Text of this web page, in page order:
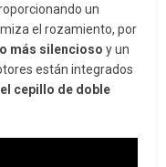
un
el rozamiento, por
más silencioso y un
están integrados
cepillo de doble